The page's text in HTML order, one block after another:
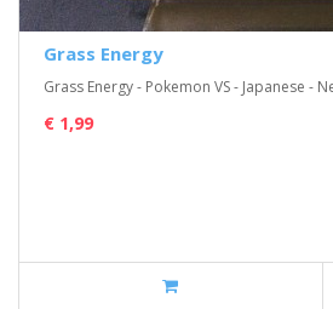
Grass Energy
Grass Energy - Pokemon VS - Japanese -
€ 1,99